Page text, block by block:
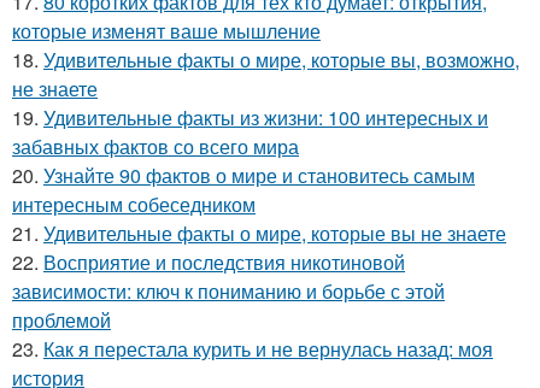
которые изменят ваше мышление
18. Удивительные факты о мире, которые вы, возможно,
не знаете
19. Удивительные факты из жизни: 100 интересных и
забавных фактов со всего мира
20. Узнайте 90 фактов о мире и становитесь самым
интересным собеседником
21. Удивительные факты о мире, которые вы не знаете
22. Восприятие и последствия никотиновой
зависимости: ключ к пониманию и борьбе с этой
проблемой
23. Как я перестала курить и не вернулась назад: моя
история